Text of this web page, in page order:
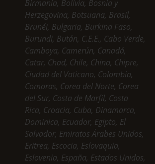
Birmania, Bolivia, Bosnia y
Herzegovina, Botsuana, Brasil,
Brunéi, Bulgaria, Burkina Faso,
Burundi, Bután, C.E.E., Cabo Verde,
Camboya, Camerún, Canadá,
Catar, Chad, Chile, China, Chipre,
Ciudad del Vaticano, Colombia,
Comoras, Corea del Norte, Corea
del Sur, Costa de Marfil, Costa
Rica, Croacia, Cuba, Dinamarca,
Dominica, Ecuador, Egipto, El
Salvador, Emiratos Árabes Unidos,
Eritrea, Escocia, Eslovaquia,
Eslovenia, España, Estados Unidos,